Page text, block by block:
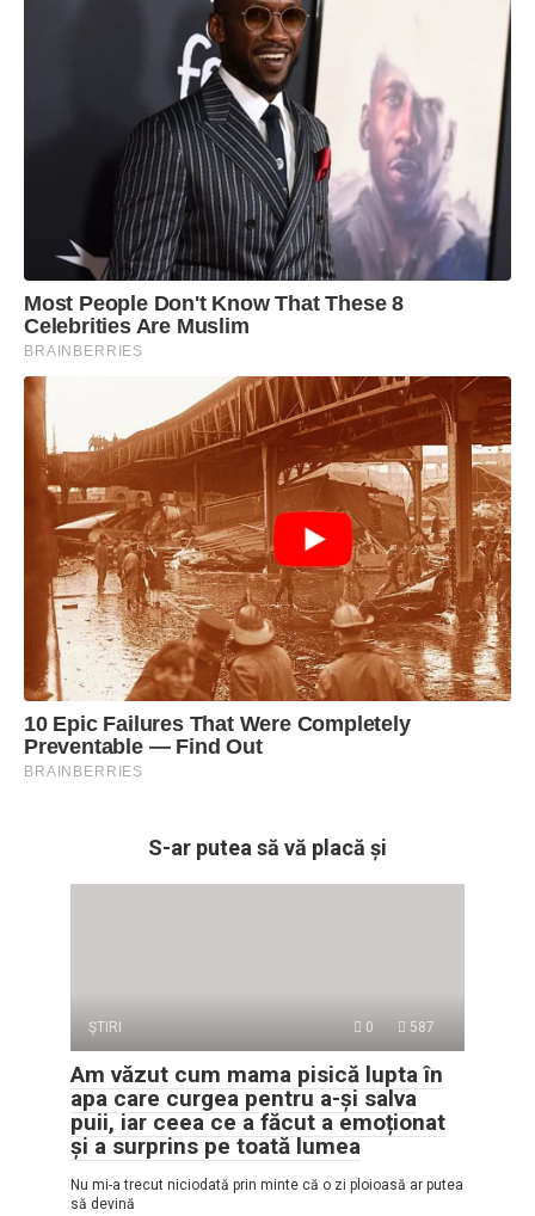
S-ar putea să vă placă și
ŞTIRI 0 587
Am văzut cum mama pisică lupta în
apa care curgea pentru a-și salva
puii, iar ceea ce a făcut a emoționat
și a surprins pe toată lumea
Nu mi-a trecut niciodată prin minte că o zi ploioasă ar putea
să devină